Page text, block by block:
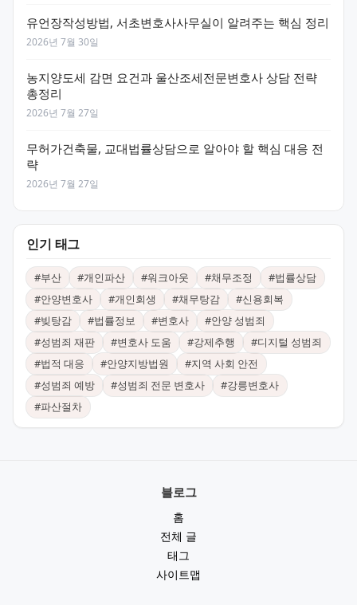
유언장작성방법, 서초변호사사무실이 알려주는 핵심 정리
2026년 7월 30일
농지양도세 감면 요건과 울산조세전문변호사 상담 전략
총정리
2026년 7월 27일
무허가건축물, 교대법률상담으로 알아야 할 핵심 대응 전
략
2026년 7월 27일
인기 태그
#부산 #개인파산 #워크아웃 #채무조정 #법률상담
#안양변호사 #개인회생 #채무탕감 #신용회복
#빚탕감 #법률정보 #변호사 #안양 성범죄
#성범죄 재판 #변호사 도움 #강제추행 #디지털 성범죄
#법적 대응 #안양지방법원 #지역 사회 안전
#성범죄 예방 #성범죄 전문 변호사 #강릉변호사
#파산절차
블로그
홈
전체 글
태그
사이트맵